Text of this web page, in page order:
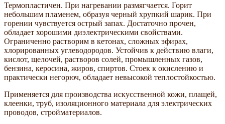
Термопластичен. При нагревании размягчается. Горит
небольшим пламенем, образуя черный хрупкий шарик. При
горении чувствуется острый запах. Достаточно прочен,
обладает хорошими диэлектрическими свойствами.
Ограниченно растворим в кетонах, сложных эфирах,
хлорированных углеводородов. Устойчив к действию влаги,
кислот, щелочей, растворов солей, промышленных газов,
бензина, керосина, жиров, спиртов. Стоек к окислению и
практически негорюч, обладает невысокой теплостойкостью.
Применяется для производства искусственной кожи, плащей,
клеенки, труб, изоляционного материала для электрических
проводов, стройматериалов.